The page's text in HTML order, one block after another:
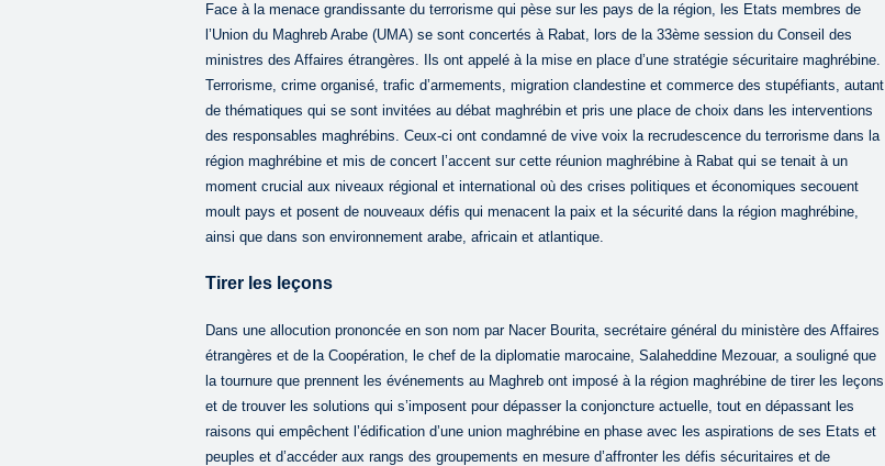
Face à la menace grandissante du terrorisme qui pèse sur les pays de la région, les Etats membres de
l’Union du Maghreb Arabe (UMA) se sont concertés à Rabat, lors de la 33ème session du Conseil des
ministres des Affaires étrangères. Ils ont appelé à la mise en place d’une stratégie sécuritaire maghrébine.
Terrorisme, crime organisé, trafic d’armements, migration clandestine et commerce des stupéfiants, autant
de thématiques qui se sont invitées au débat maghrébin et pris une place de choix dans les interventions
des responsables maghrébins. Ceux-ci ont condamné de vive voix la recrudescence du terrorisme dans la
région maghrébine et mis de concert l’accent sur cette réunion maghrébine à Rabat qui se tenait à un
moment crucial aux niveaux régional et international où des crises politiques et économiques secouent
moult pays et posent de nouveaux défis qui menacent la paix et la sécurité dans la région maghrébine,
ainsi que dans son environnement arabe, africain et atlantique.
Tirer les leçons
Dans une allocution prononcée en son nom par Nacer Bourita, secrétaire général du ministère des Affaires
étrangères et de la Coopération, le chef de la diplomatie marocaine, Salaheddine Mezouar, a souligné que
la tournure que prennent les événements au Maghreb ont imposé à la région maghrébine de tirer les leçons
et de trouver les solutions qui s’imposent pour dépasser la conjoncture actuelle, tout en dépassant les
raisons qui empêchent l’édification d’une union maghrébine en phase avec les aspirations de ses Etats et
peuples et d’accéder aux rangs des groupements en mesure d’affronter les défis sécuritaires et de